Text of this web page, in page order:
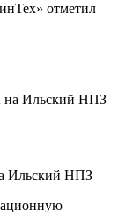
отметил
Ильский НПЗ